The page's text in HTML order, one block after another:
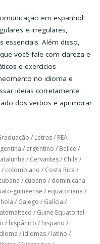
em espanhol!
e irregulares,
essenciais. Além disso,
você fale com clareza e
e exercícios
no idioma e
ideias corretamente.
dos verbos e aprimorar
/ Letras/ REA
/ argentino / Belice /
/ Cervantes/ Chile /
/ colombiano / Costa Rica /
/ cubano / dominicana
guineense / equatoriana /
/ Galego / Galícia /
/ Guiné Equatorial
/ hispânico / hispano /
/ idiomas/ latino /